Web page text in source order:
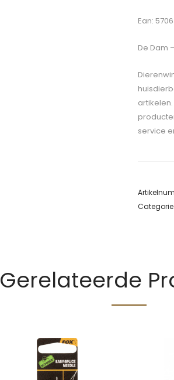
Ean:
De Dam
service
Categorie:
Gerelateerde